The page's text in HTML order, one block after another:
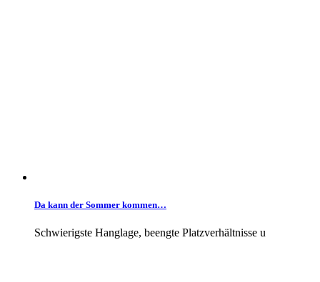
Da kann der Sommer kommen…
Schwierigste Hanglage, beengte Platzverhältnisse u